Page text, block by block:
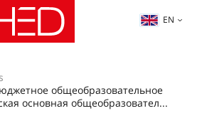
EN
общеобразовательное
основная общеобразовател...